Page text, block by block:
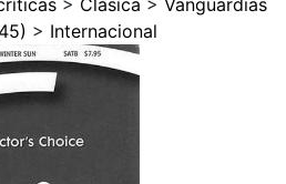
> Clásica > Vanguardias
> Internacional